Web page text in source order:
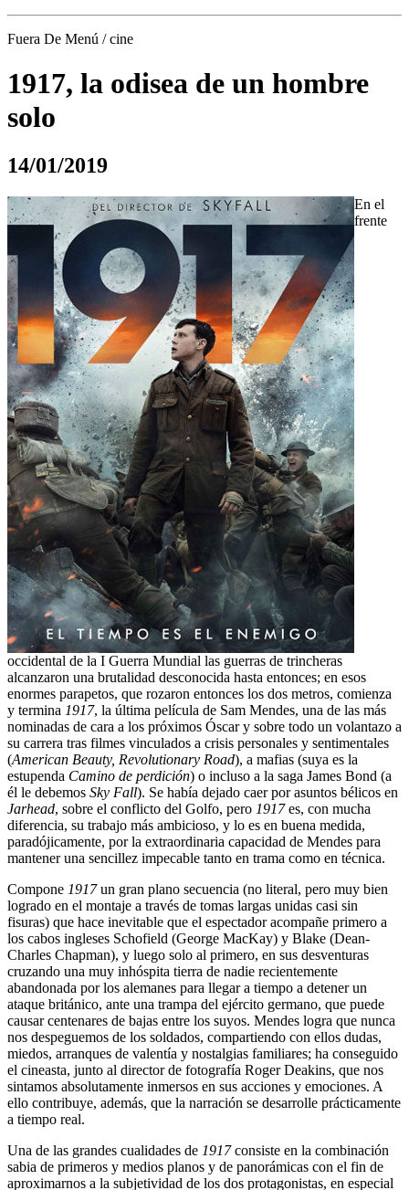
Fuera De Menú / cine
1917, la odisea de un hombre
solo
14/01/2019
En el
frente
occidental de la I Guerra Mundial las guerras de trincheras
alcanzaron una brutalidad desconocida hasta entonces; en esos
enormes parapetos, que rozaron entonces los dos metros, comienza
y termina 1917, la última película de Sam Mendes, una de las más
nominadas de cara a los próximos Óscar y sobre todo un volantazo a
su carrera tras filmes vinculados a crisis personales y sentimentales
(American Beauty, Revolutionary Road), a mafias (suya es la
estupenda Camino de perdición) o incluso a la saga James Bond (a
él le debemos Sky Fall). Se había dejado caer por asuntos bélicos en
Jarhead, sobre el conflicto del Golfo, pero 1917es, con mucha
diferencia, su trabajo más ambicioso, y lo es en buena medida,
paradójicamente, por la extraordinaria capacidad de Mendes para
mantener una sencillez impecable tanto en trama como en técnica.
Compone 1917un gran plano secuencia (no literal, pero muy bien
logrado en el montaje a través de tomas largas unidas casi sin
fisuras) que hace inevitable que el espectador acompañe primero a
los cabos ingleses Schofield (George MacKay) y Blake (Dean-
Charles Chapman), y luego solo al primero, en sus desventuras
cruzando una muy inhóspita tierra de nadie recientemente
abandonada por los alemanes para llegar a tiempo a detener un
ataque británico, ante una trampa del ejército germano, que puede
causar centenares de bajas entre los suyos. Mendes logra que nunca
nos despeguemos de los soldados, compartiendo con ellos dudas,
miedos, arranques de valentía y nostalgias familiares; ha conseguido
el cineasta, junto al director de fotografía Roger Deakins, que nos
sintamos absolutamente inmersos en sus acciones y emociones. A
ello contribuye, además, que la narración se desarrolle prácticamente
a tiempo real.
Una de las grandes cualidades de 1917consiste en la combinación
sabia de primeros y medios planos y de panorámicas con el fin de
aproximarnos a la subjetividad de los dos protagonistas, en especial